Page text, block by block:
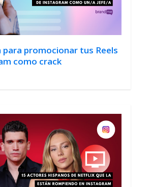
para promocionar tus Reels
como crack